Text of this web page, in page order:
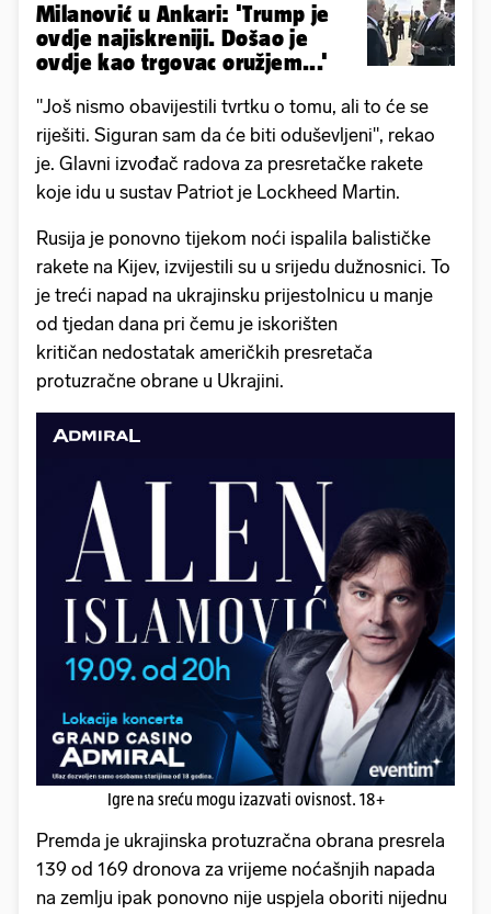
Milanović u Ankari: 'Trump je
ovdje najiskreniji. Došao je
ovdje kao trgovac oružjem...'
"Još nismo obavijestili tvrtku o tomu, ali to će se
riješiti. Siguran sam da će biti oduševljeni", rekao
je. Glavni izvođač radova za presretačke rakete
koje idu u sustav Patriot je Lockheed Martin.
Rusija je ponovno tijekom noći ispalila balističke
rakete na Kijev, izvijestili su u srijedu dužnosnici. To
je treći napad na ukrajinsku prijestolnicu u manje
od tjedan dana pri čemu je iskorišten
kritičan nedostatak američkih presretača
protuzračne obrane u Ukrajini.
Igre na sreću mogu izazvati ovisnost. 18+
Premda je ukrajinska protuzračna obrana presrela
139 od 169 dronova za vrijeme noćašnjih napada
na zemlju ipak ponovno nije uspjela oboriti nijednu